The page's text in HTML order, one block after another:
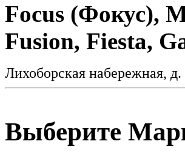
Focus (Фокус),
Fusion, Fiesta,
Лихоборская набережная, д.
Выберите